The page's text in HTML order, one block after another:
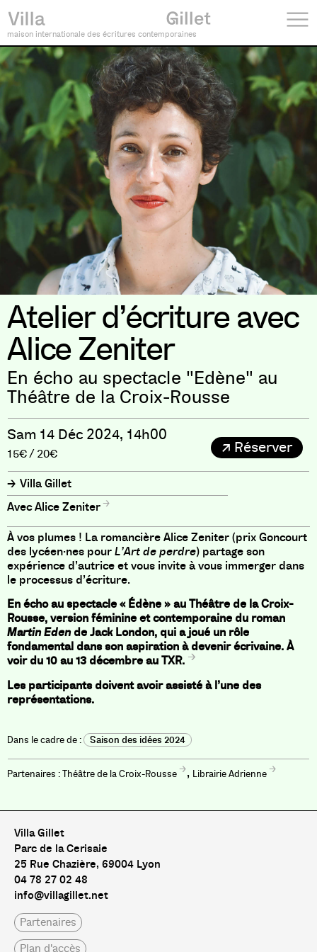
maison internationale des écritures contemporaines
Atelier d’écriture avec
Alice Zeniter
En écho au spectacle "Edène" au
Théâtre de la Croix-Rousse
Sam 14 Déc 2024, 14h00
15€ / 20€ Réserver
Villa Gillet
Alice Zeniter
À vos plumes ! La romancière Alice Zeniter (prix Goncourt
des lycéen·nes pourL’Art de perdre) partage son
expérience d’autrice et vous invite à vous immerger dans
le processus d’écriture.
En écho au spectacle « Édène » au Théâtre de la Croix-
Rousse, version féminine et contemporaine du roman
Martin Edende Jack London, qui a joué un rôle
fondamental dans son aspiration à devenir écrivaine. À
voir du 10 au 13 décembre au TXR.
Les participants doivent avoir assisté à l’une des
représentations.
Saison des idées 2024
Théâtre de la Croix-Rousse , Librairie Adrienne
Villa Gillet
Parc de la Cerisaie
25 Rue Chazière, 69004 Lyon
04 78 27 02 48
info@villagillet.net
Partenaires
Plan d'accès